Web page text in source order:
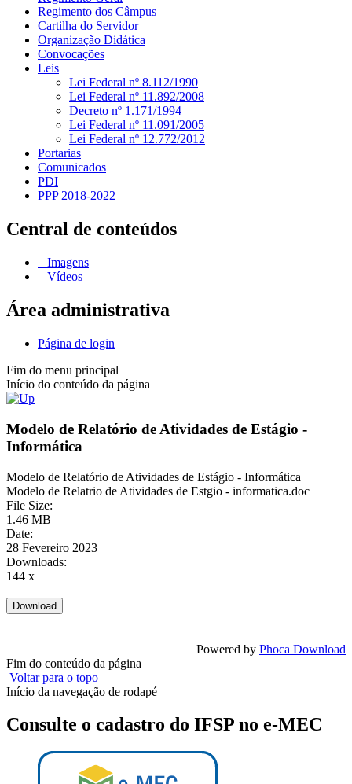
Regimento dos Câmpus
Cartilha do Servidor
Organização Didática
Convocações
Leis
Lei Federal nº 8.112/1990
Lei Federal nº 11.892/2008
Decreto nº 1.171/1994
Lei Federal nº 11.091/2005
Lei Federal nº 12.772/2012
Portarias
Comunicados
PDI
PPP 2018-2022
Central de conteúdos
Imagens
Vídeos
Área administrativa
Página de login
Fim do menu principal
Início do conteúdo da página
Modelo de Relatório de Atividades de Estágio -
Informática
Modelo de Relatório de Atividades de Estágio - Informática
Modelo de Relatrio de Atividades de Estgio - informatica.doc
File Size:
1.46 MB
Date:
28 Fevereiro 2023
Downloads:
144 x
Powered by Phoca Download
Fim do conteúdo da página
Voltar para o topo
Início da navegação de rodapé
Consulte o cadastro do IFSP no e-MEC